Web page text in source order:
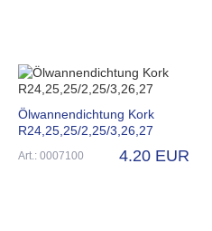
Ölwannendichtung Kork
R24,25,25/2,25/3,26,27
Art.: 0007100 4.20 EUR